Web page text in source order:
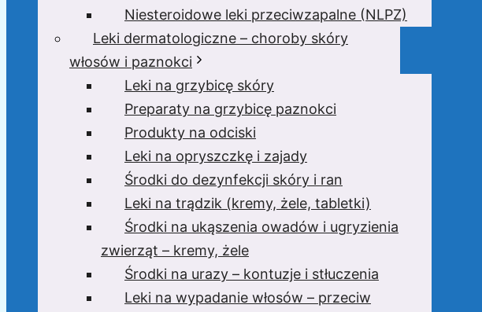
Niesteroidowe leki przeciwzapalne (NLPZ)
Leki dermatologiczne – choroby skóry
włosów i paznokci
Leki na grzybicę skóry
Preparaty na grzybicę paznokci
Produkty na odciski
Leki na opryszczkę i zajady
Środki do dezynfekcji skóry i ran
Leki na trądzik (kremy, żele, tabletki)
Środki na ukąszenia owadów i ugryzienia
zwierząt – kremy, żele
Środki na urazy – kontuzje i stłuczenia
Leki na wypadanie włosów – przeciw